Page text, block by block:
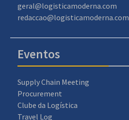
geral@logisticamoderna.com
redaccao@logisticamoderna.com
Eventos
Supply Chain Meeting
Procurement
Clube da Logística
Travel Log